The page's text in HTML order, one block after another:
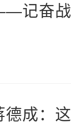
记奋
德成：